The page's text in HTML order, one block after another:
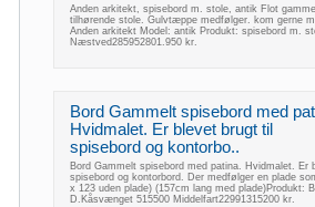
Anden arkitekt, spisebord m. stole, antik Flot
tilhørende stole. Gulvtæppe medfølger. kom gerne
Anden arkitekt Model: antik Produkt: spisebord m.
Næstved285952801.950 kr.
Bord Gammelt spisebord med
Hvidmalet. Er blevet brugt til
spisebord og kontorbo..
Bord Gammelt spisebord med patina. Hvidmalet. Er
spisebord og kontorbord. Der medfølger en plade
x 123 uden plade) (157cm lang med plade)Produkt:
D.Kåsvænget 515500 Middelfart22991315200 kr.